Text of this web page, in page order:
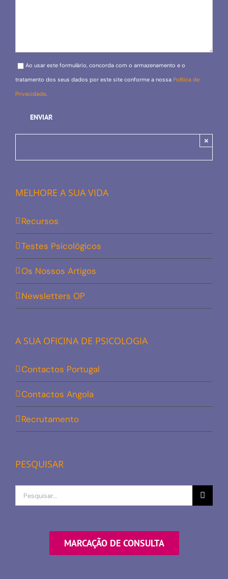
Please leave this field empty.
Ao usar este formulário, concorda com o armazenamento e o
tratamento dos seus dados por este site conforme a nossa Política de
Privacidade.
×
MELHORE A SUA VIDA
Recursos
Testes Psicológicos
Os Nossos Artigos
Newsletters OP
A SUA OFICINA DE PSICOLOGIA
Contactos Portugal
Contactos Angola
Recrutamento
PESQUISAR
Procurar
por
MARCAÇÃO DE CONSULTA